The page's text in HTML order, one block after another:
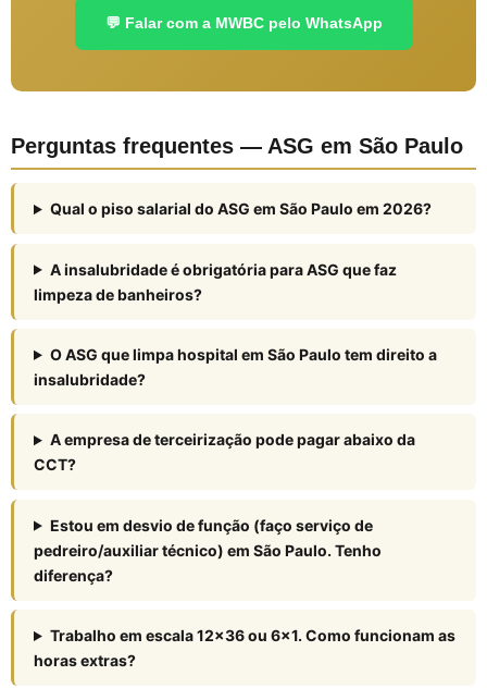
💬 Falar com a MWBC pelo WhatsApp
Perguntas frequentes — ASG em São Paulo
Qual o piso salarial do ASG em São Paulo em 2026?
A insalubridade é obrigatória para ASG que faz
limpeza de banheiros?
O ASG que limpa hospital em São Paulo tem direito a
insalubridade?
A empresa de terceirização pode pagar abaixo da
CCT?
Estou em desvio de função (faço serviço de
pedreiro/auxiliar técnico) em São Paulo. Tenho
diferença?
Trabalho em escala 12×36 ou 6×1. Como funcionam as
horas extras?